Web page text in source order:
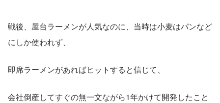
戦後、屋台ラーメンが人気なのに、当時は小麦はパンなど
にしか使われず、
即席ラーメンがあればヒットすると信じて、
会社倒産してすぐの無一文ながら1年かけて開発したこと